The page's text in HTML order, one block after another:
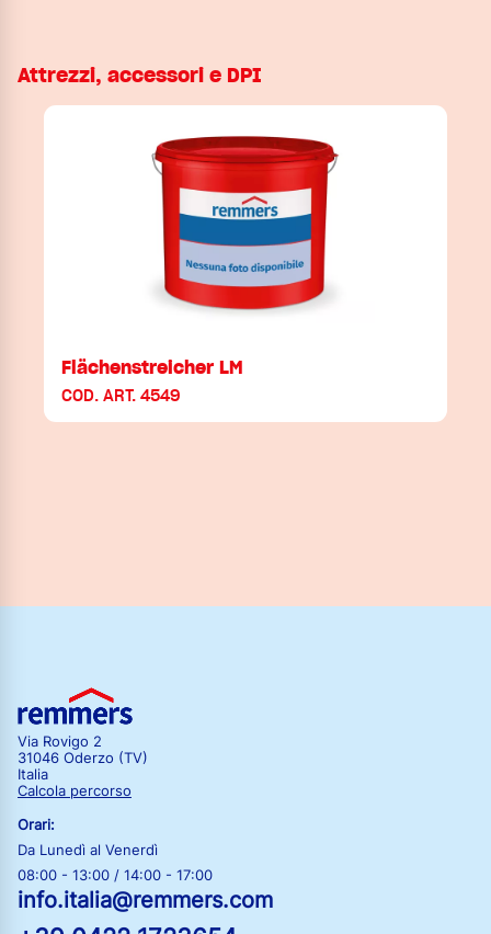
Attrezzi, accessori e DPI
Flächenstreicher LM
COD. ART. 4549
Via Rovigo 2
31046 Oderzo (TV)
Italia
Calcola percorso
Orari:
Da Lunedì al Venerdì
08:00 - 13:00 / 14:00 - 17:00
info.italia@remmers.com